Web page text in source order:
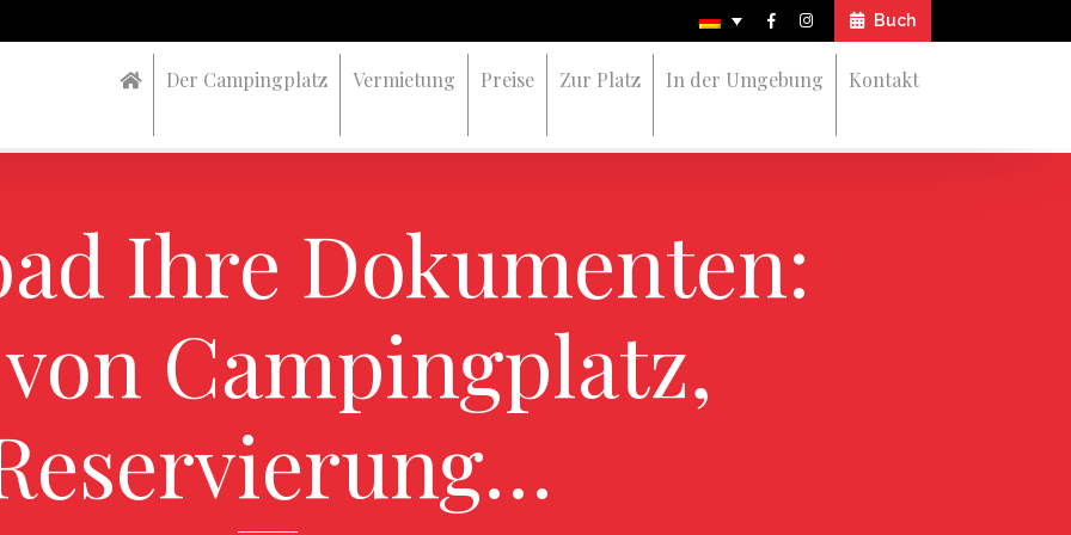
Buch
Der Campingplatz Vermietung Preise Zur Platz In der Umgebung Kontakt
Ihre Dokumenten:
Campingplatz,